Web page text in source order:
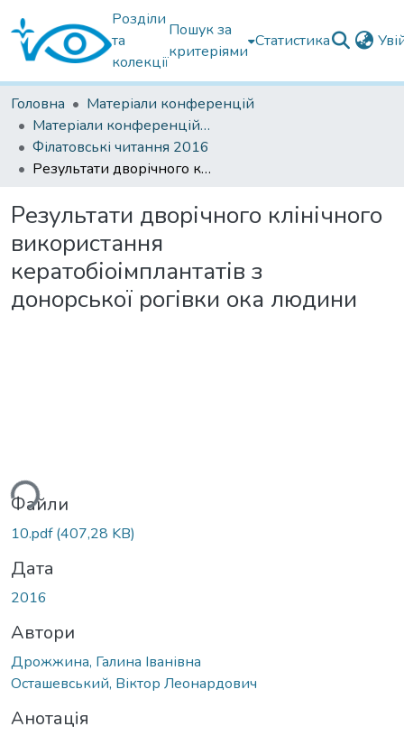
Розділи
та
колекції
Пошук за
критеріями
Статистика
Головна
Матеріали конференцій
Матеріали конференцій Інституту Філатова
Філатовські читання 2016
Результати дворічного клінічного використання кератобіоімплантатів з донорської рогівки ока людини
Результати дворічного клінічного
використання
кератобіоімплантатів з
донорської рогівки ока людини
Файли
10.pdf(407,28 KB)
Дата
2016
Автори
Дрожжина, Галина Іванівна
Осташевський, Віктор Леонардович
Анотація